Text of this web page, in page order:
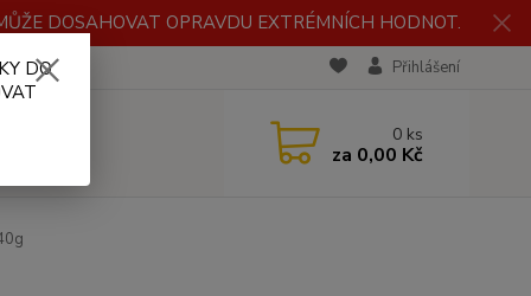
DOSAHOVAT OPRAVDU EXTRÉMNÍCH HODNOT.
Přihlášení
0 ks
za 0,00 Kč
DO